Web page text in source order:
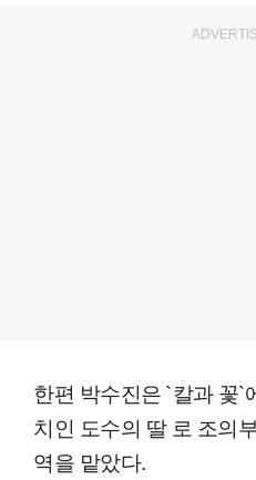
한편 박수진은 `칼과 꽃`
치인 도수의 딸 로 조의
역을 맡았다.